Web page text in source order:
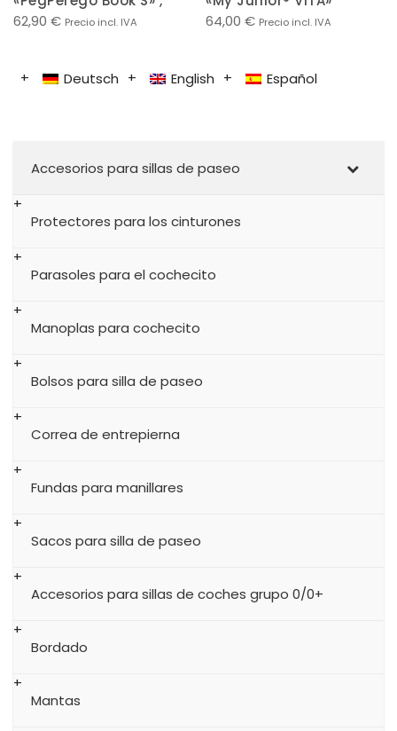
62,90 € Precio incl. IVA
64,00 € Precio incl. IVA
Deutsch English Español
Accesorios para sillas de paseo
Protectores para los cinturones
Parasoles para el cochecito
Manoplas para cochecito
Bolsos para silla de paseo
Correa de entrepierna
Fundas para manillares
Sacos para silla de paseo
Accesorios para sillas de coches grupo 0/0+
Bordado
Mantas